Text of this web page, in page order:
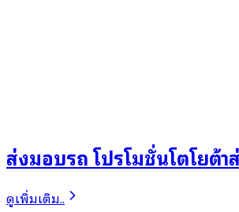
ส่งมอบรถ โปรโมชั่นโตโยต้
ดูเพิ่มเติม..